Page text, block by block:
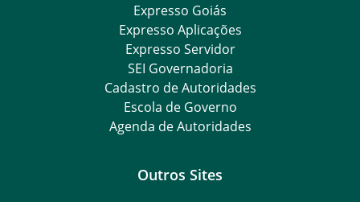
Expresso Goiás
Expresso Aplicações
Expresso Servidor
SEI Governadoria
Cadastro de Autoridades
Escola de Governo
Agenda de Autoridades
Outros Sites